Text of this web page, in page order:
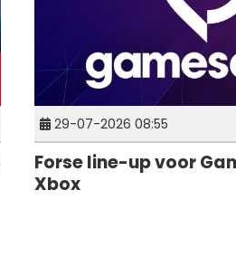
29-07-2026 08:55
Forse line-up voor
Xbox